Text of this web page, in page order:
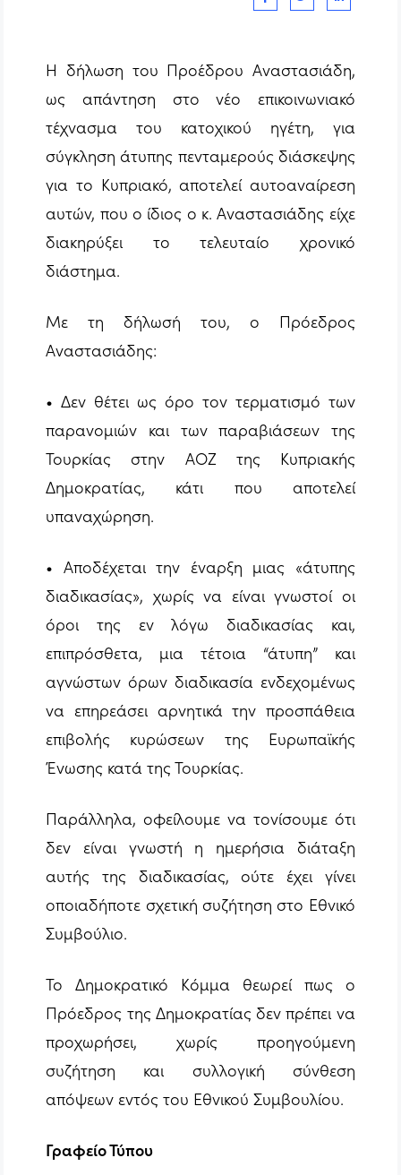
Η δήλωση του Προέδρου Αναστασιάδη,
ως απάντηση στο νέο επικοινωνιακό
τέχνασμα του κατοχικού ηγέτη, για
σύγκληση άτυπης πενταμερούς διάσκεψης
για το Κυπριακό, αποτελεί αυτοαναίρεση
αυτών, που ο ίδιος ο κ. Αναστασιάδης είχε
διακηρύξει το τελευταίο χρονικό
διάστημα.
Με τη δήλωσή του, ο Πρόεδρος
Αναστασιάδης:
• Δεν θέτει ως όρο τον τερματισμό των
παρανομιών και των παραβιάσεων της
Τουρκίας στην ΑΟΖ της Κυπριακής
Δημοκρατίας, κάτι που αποτελεί
υπαναχώρηση.
• Αποδέχεται την έναρξη μιας «άτυπης
διαδικασίας», χωρίς να είναι γνωστοί οι
όροι της εν λόγω διαδικασίας και,
επιπρόσθετα, μια τέτοια “άτυπη” και
αγνώστων όρων διαδικασία ενδεχομένως
να επηρεάσει αρνητικά την προσπάθεια
επιβολής κυρώσεων της Ευρωπαϊκής
Ένωσης κατά της Τουρκίας.
Παράλληλα, οφείλουμε να τονίσουμε ότι
δεν είναι γνωστή η ημερήσια διάταξη
αυτής της διαδικασίας, ούτε έχει γίνει
οποιαδήποτε σχετική συζήτηση στο Εθνικό
Συμβούλιο.
Το Δημοκρατικό Κόμμα θεωρεί πως ο
Πρόεδρος της Δημοκρατίας δεν πρέπει να
προχωρήσει, χωρίς προηγούμενη
συζήτηση και συλλογική σύνθεση
απόψεων εντός του Εθνικού Συμβουλίου.
Γραφείο Τύπου